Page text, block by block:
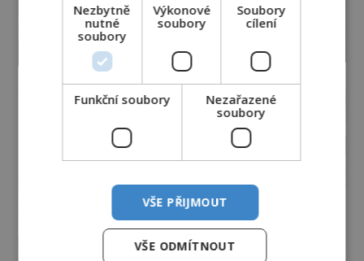
Nezbytně
nutné
soubory
Výkonové
soubory
Soubory
cílení
Funkční soubory
Nezařazené
soubory
VŠE PŘIJMOUT
VŠE ODMÍTNOUT